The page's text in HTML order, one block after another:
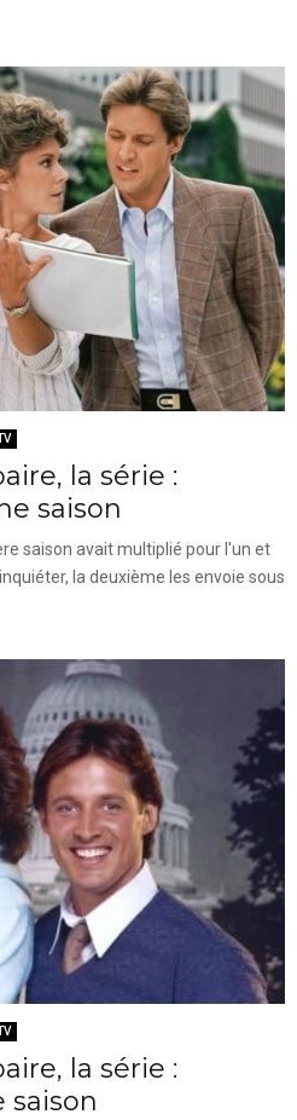
la série :
saison
saison avait multiplié pour l'un et
la deuxième les envoie sous
la série :
saison